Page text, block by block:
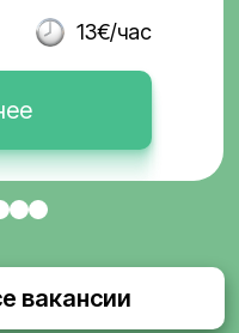
13€/час
вакансии